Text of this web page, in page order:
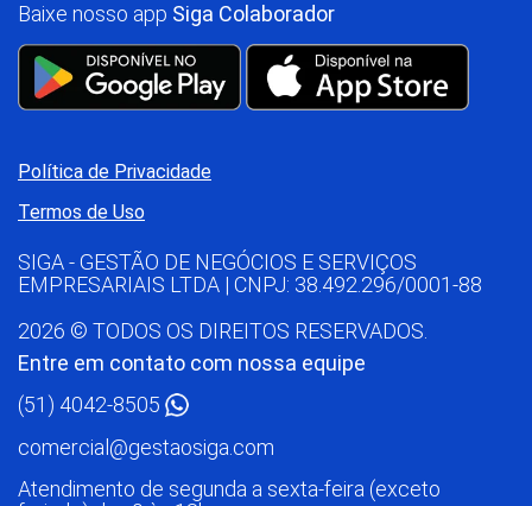
Baixe nosso app Siga Colaborador
Política de Privacidade
Termos de Uso
SIGA - GESTÃO DE NEGÓCIOS E SERVIÇOS
EMPRESARIAIS LTDA | CNPJ: 38.492.296/0001-88
2026 © TODOS OS DIREITOS RESERVADOS.
Entre em contato com nossa equipe
(51) 4042-8505
comercial@gestaosiga.com
Atendimento de segunda a sexta-feira (exceto